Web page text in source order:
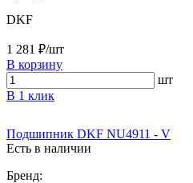
DKF
1 281 ₽/шт
В корзину
шт
В 1 клик
Подшипник DKF NU4911 - V
Есть в наличии
Бренд: